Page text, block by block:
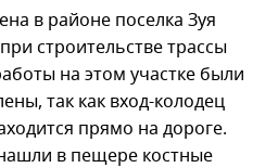
в районе поселка Зуя
строительстве трассы
на этом участке были
так как вход-колодец
прямо на дороге.
в пещере костные